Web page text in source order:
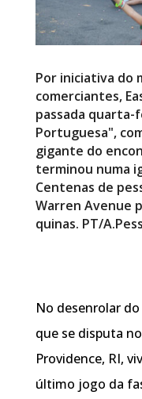
Por iniciativa do
comerciantes,
passada
Portuguesa",
gigante do
terminou numa
Centenas de
Warren Avenue
quinas. PT/
No desenrolar
que se disputa
Providence, RI,
último jogo da